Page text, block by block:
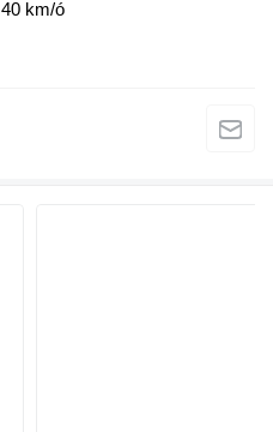
40 km/ó